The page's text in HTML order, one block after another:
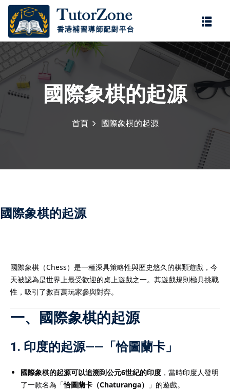
國際象棋的起源
首頁 國際象棋的起源
國際象棋的起源
國際象棋（Chess）是一種深具策略性與歷史悠久的棋類遊戲，今
天被認為是世界上最受歡迎的桌上遊戲之一。其遊戲規則極具挑戰
性，吸引了數百萬玩家參與對弈。
一、國際象棋的起源
1. 印度的起源——「恰圖蘭卡」
國際象棋的起源可以追溯到公元6世紀的印度 ，當時印度人發明
了一款名為「恰圖蘭卡（Chaturanga）
」的遊戲。
登錄